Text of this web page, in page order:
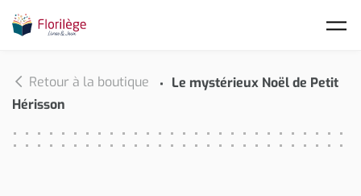
Retour à la boutique
Le mystérieux Noël de Petit
Hérisson